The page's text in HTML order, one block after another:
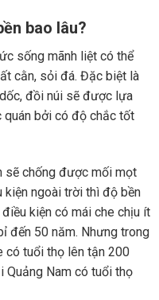
bao lâu?
sống mãnh liệt có thể
cằn, sỏi đá. Đặc biệt là
đồi núi sẽ được lựa
quán bởi có độ chắc tốt
sẽ chống được mối mọt
kiện ngoài trời thì độ bền
kiện có mái che chịu ít
đến 50 năm. Nhưng trong
có tuổi thọ lên tận 200
Quảng Nam có tuổi thọ